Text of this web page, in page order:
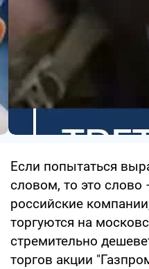
Если попытаться
словом, то это
российские
торгуются на
стремительно
торгов акции